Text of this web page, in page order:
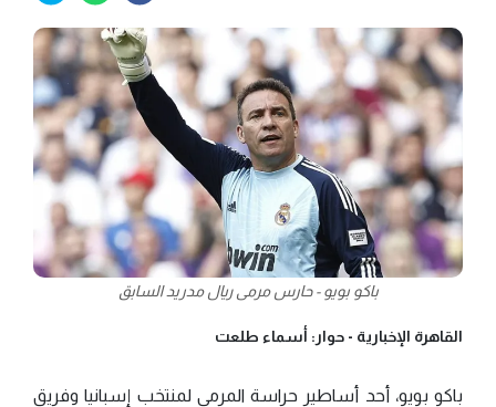
باكو بويو - حارس مرمى ريال مدريد السابق
القاهرة الإخبارية - حوار: أسماء طلعت
باكو بويو، أحد أساطير حراسة المرمى لمنتخب إسبانيا وفريق